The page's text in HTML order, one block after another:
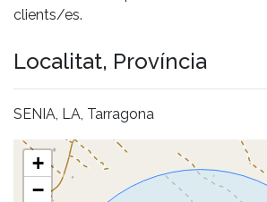
clients/es.
Localitat, Província
SENIA, LA, Tarragona
+
−